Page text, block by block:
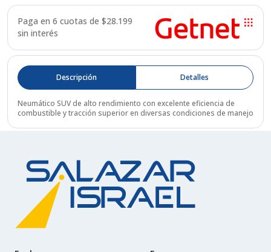
Paga en 6 cuotas de $28.199
sin interés
Descripción Detalles
Neumático SUV de alto rendimiento con excelente eficiencia de
combustible y tracción superior en diversas condiciones de manejo